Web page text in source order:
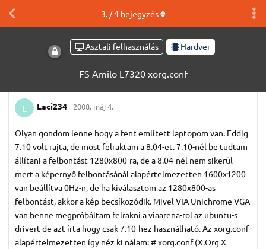
Asztali felhasználás Hardver
FS Amilo L7320 xorg.conf
3. /4bejegyzés
L Laci234 2008. máj 4.
Olyan gondom lenne hogy a fent említett laptopom van. Eddig
7.10 volt rajta, de most felraktam a 8.04-et. 7.10-nél be tudtam
állítani a felbontást 1280x800-ra, de a 8.04-nél nem sikerül
mert a képernyő felbontásánál alapértelmezetten 1600x1200
van beállítva 0Hz-n, de ha kiválasztom az 1280x800-as
felbontást, akkor a kép becsíkozódik. Mivel VIA Unichrome VGA
van benne megpróbáltam felrakni a viaarena-rol az ubuntu-s
drivert de azt írta hogy csak 7.10-hez használható. Az xorg.conf
alapértelmezetten így néz ki nálam: # xorg.conf (X.Org X